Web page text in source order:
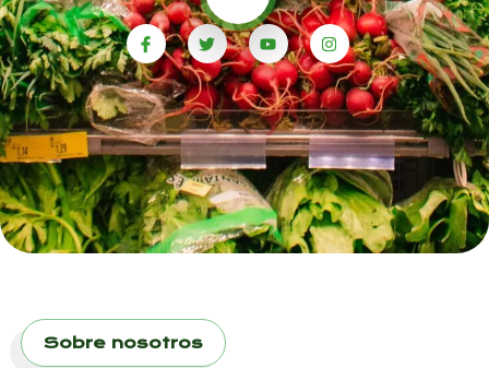
Sobre nosotros